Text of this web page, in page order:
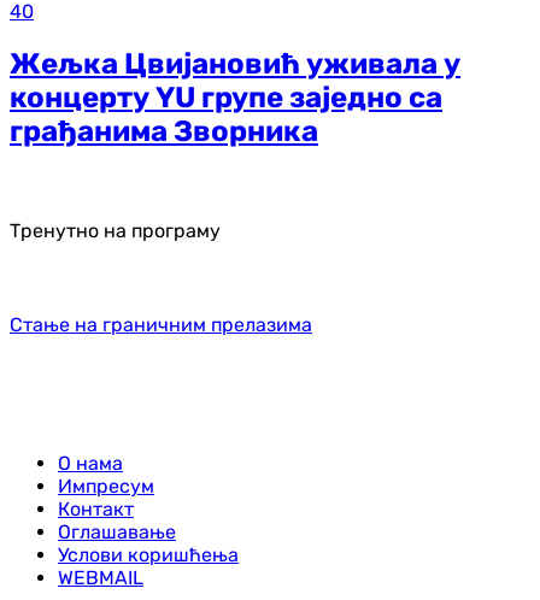
40
Жељка Цвијановић уживала у
концерту YU групе заједно са
грађанима Зворника
Тренутно на програму
Стање на граничним прелазима
О нама
Импресум
Контакт
Оглашавање
Услови коришћења
WEBMAIL